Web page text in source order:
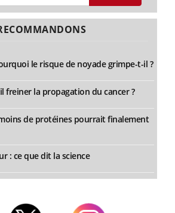
le risque de noyade grimpe-t-il ?
freiner la propagation du cancer ?
de protéines pourrait finalement
: ce que dit la science